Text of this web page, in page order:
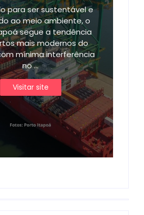
para ser sustentável e
ao meio ambiente, o
segue a tendência
mais modernos do
mínima interferência
no ...
Visitar site